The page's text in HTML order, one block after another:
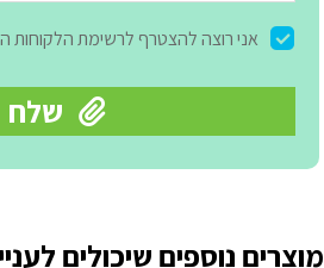
מוצרים נוספים שיכולים